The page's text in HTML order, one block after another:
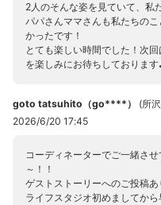
2人のそんな姿を見ていて、私
パパさんママさんも私たちの
かったです！
とても楽しい時間でした！次
を楽しみにお待ちしておりま
goto tatsuhito（go****） (所
2026/6/20 17:45
コーディネーターでご一緒さ
～！！
ゲストストーリーへのご投稿あ
ライフスタジオ初めましてから